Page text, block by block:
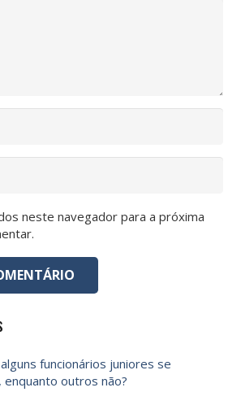
neste navegador para a próxima
funcionários juniores se
outros não?